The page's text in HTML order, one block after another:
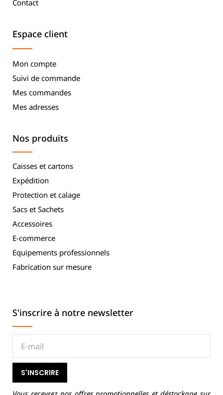
Contact
Espace client
Mon compte
Suivi de commande
Mes commandes
Mes adresses
Nos produits
Caisses et cartons
Expédition
Protection et calage
Sacs et Sachets
Accessoires
E-commerce
Equipements professionnels
Fabrication sur mesure
S'inscrire à notre newsletter
S'INSCRIRE